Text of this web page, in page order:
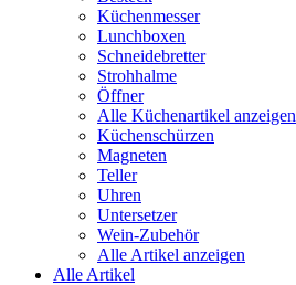
Küchenmesser
Lunchboxen
Schneidebretter
Strohhalme
Öffner
Alle Küchenartikel anzeigen
Küchenschürzen
Magneten
Teller
Uhren
Untersetzer
Wein-Zubehör
Alle Artikel anzeigen
Alle Artikel